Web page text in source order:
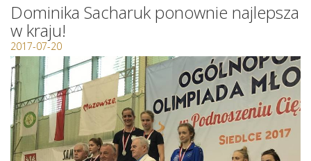
Dominika Sacharuk ponownie najlepsza
w kraju!
2017-07-20